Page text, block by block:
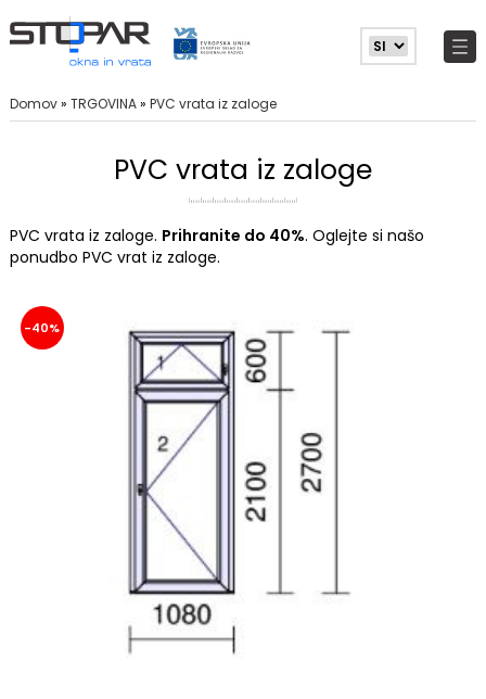
Domov» TRGOVINA» PVC vrata iz zaloge
PVC vrata iz zaloge
PVC vrata iz zaloge. Prihranite do 40%. Oglejte si našo
ponudbo PVC vrat iz zaloge.
-40%